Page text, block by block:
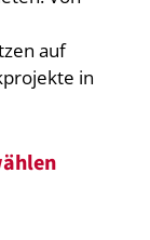
auf
in